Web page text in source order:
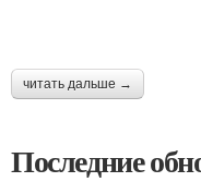
читать дальше →
Последние